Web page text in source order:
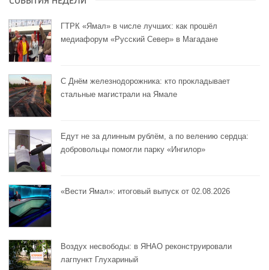
ГТРК «Ямал» в числе лучших: как прошёл
медиафорум «Русский Север» в Магадане
С Днём железнодорожника: кто прокладывает
стальные магистрали на Ямале
Едут не за длинным рублём, а по велению сердца:
добровольцы помогли парку «Ингилор»
«Вести Ямал»: итоговый выпуск от 02.08.2026
Воздух несвободы: в ЯНАО реконструировали
лагпункт Глухариный